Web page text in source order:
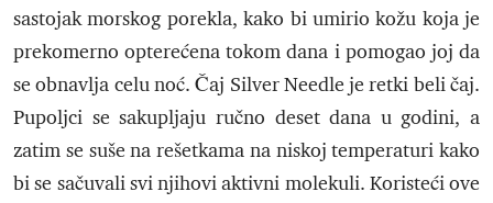
sastojak morskog porekla, kako bi umirio kožu koja je
prekomerno opterećena tokom dana i pomogao joj da
se obnavlja celu noć. Čaj Silver Needle je retki beli čaj.
Pupoljci se sakupljaju ručno deset dana u godini, a
zatim se suše na rešetkama na niskoj temperaturi kako
bi se sačuvali svi njihovi aktivni molekuli. Koristeći ove